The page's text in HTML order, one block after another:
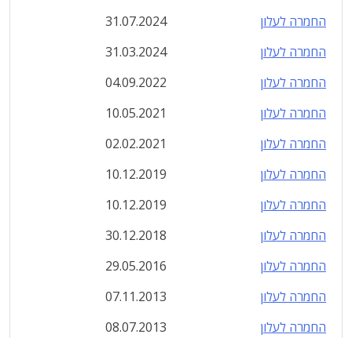
החמרה לעלון
31.07.2024
החמרה לעלון
31.03.2024
החמרה לעלון
04.09.2022
החמרה לעלון
10.05.2021
החמרה לעלון
02.02.2021
החמרה לעלון
10.12.2019
החמרה לעלון
10.12.2019
החמרה לעלון
30.12.2018
החמרה לעלון
29.05.2016
החמרה לעלון
07.11.2013
החמרה לעלון
08.07.2013